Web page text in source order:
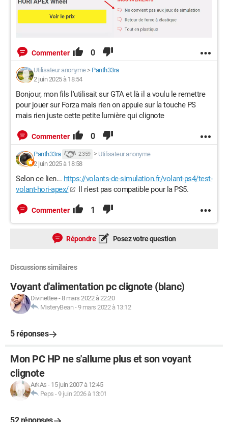
Commenter 0
Utilisateur anonyme> Panth33ra
2 juin 2025 à 18:54
Bonjour, mon fils l'utilisait sur GTA et là il a voulu le remettre
pour jouer sur Forza mais rien on appuie sur la touche PS
mais rien juste cette petite lumière qui clignote
Commenter 0
Panth33ra 2 359 > Utilisateur anonyme
2 juin 2025 à 18:58
Selon ce lien... https://volants-de-simulation.fr/volant-ps4/test-
volant-hori-apex/
Il n'est pas compatible pour la PS5.
Commenter 1
Répondre Posez votre question
Discussions similaires
Voyant d'alimentation pc clignote (blanc)
Divinettee-8 mars 2022 à 22:20
MisteryBean-9 mars 2022 à 13:12
5 réponses
Mon PC HP ne s'allume plus et son voyant
clignote
ArkAs - 15 juin 2007 à 12:45
Peps -9 juin 2026 à 13:01